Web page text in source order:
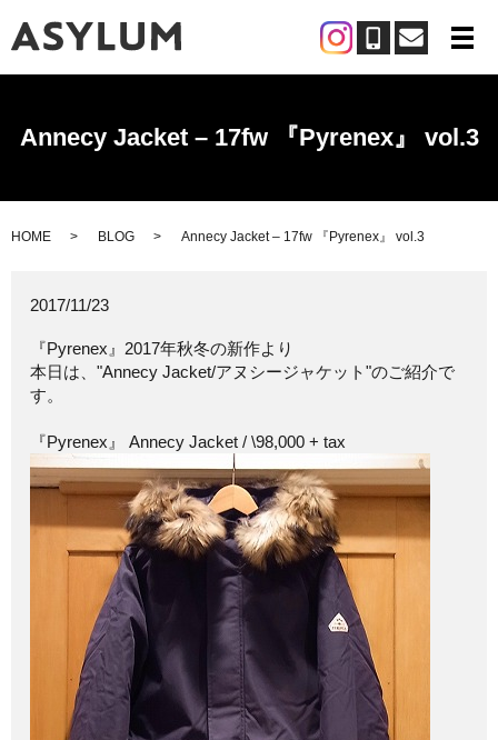
メ
Annecy Jacket – 17fw 『Pyrenex』 vol.3
HOME BLOG Annecy Jacket – 17fw 『Pyrenex』 vol.3
2017/11/23
『Pyrenex』2017年秋冬の新作より
本日は、"Annecy Jacket/アヌシージャケット"のご紹介で
す。
『Pyrenex』 Annecy Jacket / \98,000 + tax